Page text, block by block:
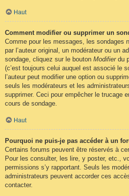
Haut
Comment modifier ou supprimer un
Comme pour les messages, les sondages
par l’auteur original, un modérateur ou un
sondage, cliquez sur le bouton Modifierdu
(c’est toujours celui auquel est associé le
l’auteur peut modifier une option ou
seuls les modérateurs et les
supprimer. Ceci pour empêcher le trucage
cours de sondage.
Haut
Pourquoi ne puis-je pas accéder à un
Certains forums peuvent être réservés à
Pour les consulter, les lire, y poster, etc.,
permissions s’y rapportant. Seuls les
administrateurs peuvent accorder ces
contacter.